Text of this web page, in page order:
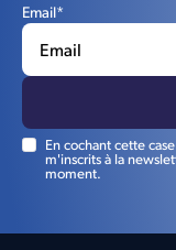
Email*
En cochant cette
m'inscrits à la
moment.